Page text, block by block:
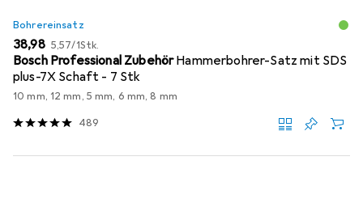
Bohrereinsatz
EUR
38,98 EUR
5,57/1Stk.
Bosch Professional ZubehörHammerbohrer-Satz mit SDS
plus-7X Schaft - 7 Stk
10 mm, 12 mm, 5 mm, 6 mm, 8 mm
489